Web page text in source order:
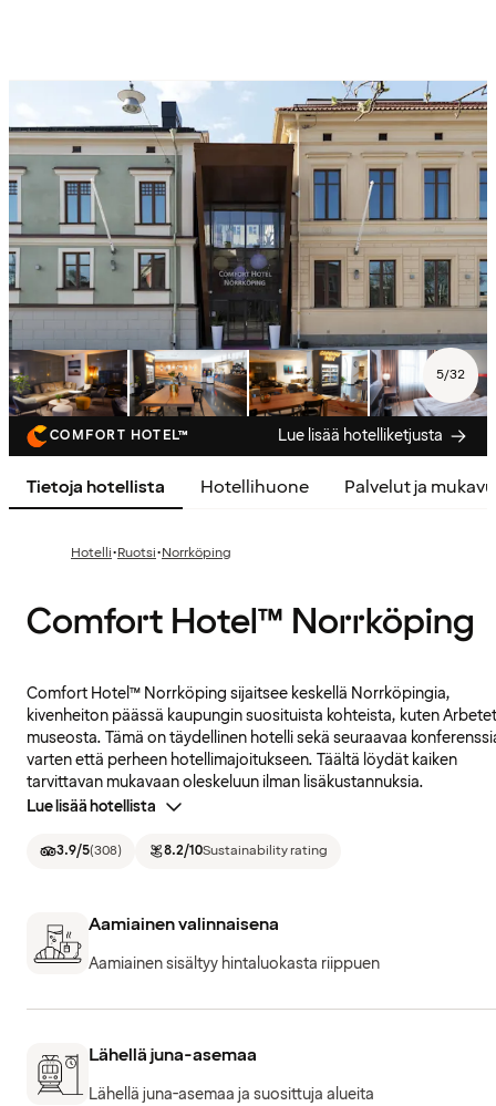
5/32
COMFORT HOTEL™ Lue lisää hotelliketjusta
Tietoja hotellista Hotellihuone Palvelut ja
Hotelli·Ruotsi·Norrköping
Comfort Hotel™ Norrköping
Comfort Hotel™ Norrköping sijaitsee keskellä Norrköpingia,
kivenheiton päässä kaupungin suosituista kohteista, kuten
museosta. Tämä on täydellinen hotelli sekä seuraavaa
varten että perheen hotellimajoitukseen. Täältä löydät kaiken
tarvittavan mukavaan oleskeluun ilman lisäkustannuksia.
Lue lisää hotellista
3.9/5(308) 8.2/10Sustainability rating
Aamiainen valinnaisena
Aamiainen sisältyy hintaluokasta riippuen
Lähellä juna-asemaa
Lähellä juna-asemaa ja suosittuja alueita